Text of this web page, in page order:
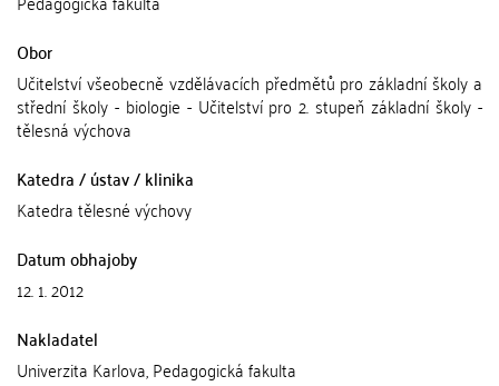
Obor
Učitelství všeobecně vzdělávacích předmětů pro základní školy a
střední školy - biologie - Učitelství pro 2. stupeň základní školy -
tělesná výchova
Katedra / ústav / klinika
Katedra tělesné výchovy
Datum obhajoby
12. 1. 2012
Nakladatel
Univerzita Karlova, Pedagogická fakulta